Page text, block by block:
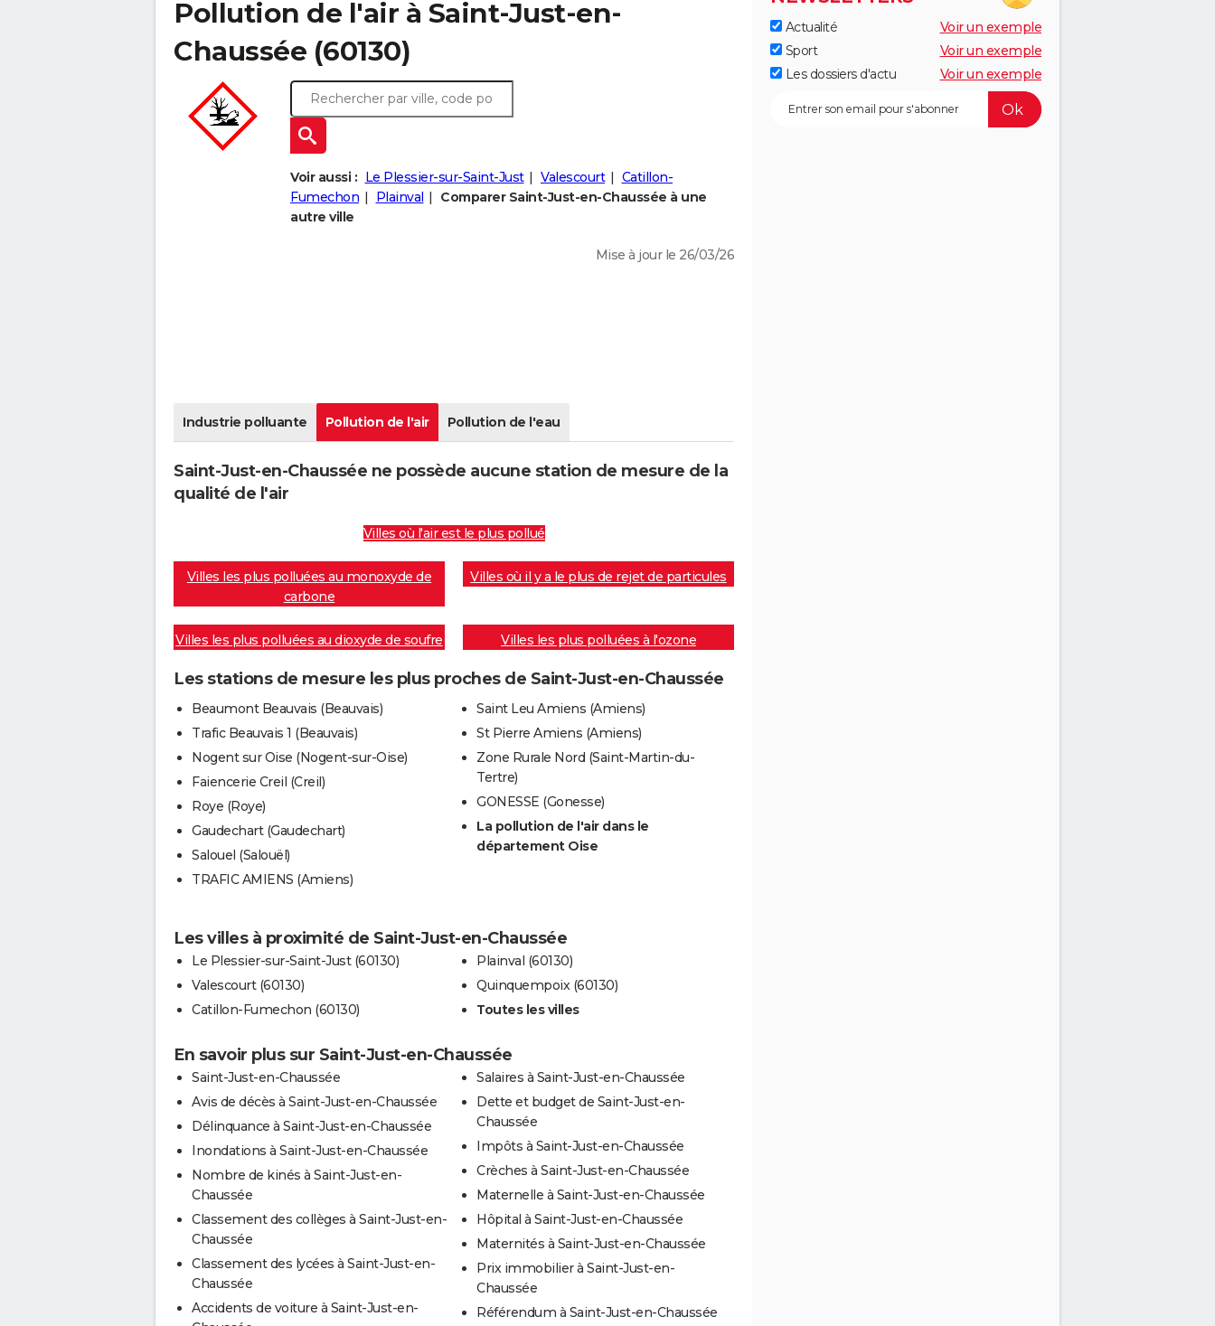
Pollution de l'air à Saint-Just-en-
Chaussée (60130)
Voir aussi : Le Plessier-sur-Saint-Just Valescourt
Catillon-
Fumechon
Plainval
Comparer Saint-Just-en-Chaussée à une
autre ville
Mise à jour le 26/03/26
Industrie polluante Pollution de l'air Pollution de l'eau
Saint-Just-en-Chaussée ne possède aucune station de mesure de la
qualité de l'air
Villes où l'air est le plus pollué
Villes les plus polluées au monoxyde de
carbone
Villes où il y a le plus de rejet de particules
Villes les plus polluées au dioxyde de soufre Villes les plus polluées à l'ozone
Les stations de mesure les plus proches de Saint-Just-en-Chaussée
Beaumont Beauvais (Beauvais)
Trafic Beauvais 1 (Beauvais)
Nogent sur Oise (Nogent-sur-Oise)
Faiencerie Creil (Creil)
Roye (Roye)
Gaudechart (Gaudechart)
Salouel (Salouël)
TRAFIC AMIENS (Amiens)
Saint Leu Amiens (Amiens)
St Pierre Amiens (Amiens)
Zone Rurale Nord (Saint-Martin-du-
Tertre)
GONESSE (Gonesse)
La pollution de l'air dans le
département Oise
Les villes à proximité de Saint-Just-en-Chaussée
Le Plessier-sur-Saint-Just (60130)
Valescourt (60130)
Catillon-Fumechon (60130)
Plainval (60130)
Quinquempoix (60130)
Toutes les villes
En savoir plus sur Saint-Just-en-Chaussée
Saint-Just-en-Chaussée
Avis de décès à Saint-Just-en-Chaussée
Délinquance à Saint-Just-en-Chaussée
Inondations à Saint-Just-en-Chaussée
Nombre de kinés à Saint-Just-en-
Chaussée
Classement des collèges à Saint-Just-en-
Chaussée
Classement des lycées à Saint-Just-en-
Chaussée
Accidents de voiture à Saint-Just-en-
Salaires à Saint-Just-en-Chaussée
Dette et budget de Saint-Just-en-
Chaussée
Impôts à Saint-Just-en-Chaussée
Crèches à Saint-Just-en-Chaussée
Maternelle à Saint-Just-en-Chaussée
Hôpital à Saint-Just-en-Chaussée
Maternités à Saint-Just-en-Chaussée
Prix immobilier à Saint-Just-en-
Chaussée
Référendum à Saint-Just-en-Chaussée
Actualité
Voir un exemple
Sport
Voir un exemple
Les dossiers d'actu
Voir un exemple